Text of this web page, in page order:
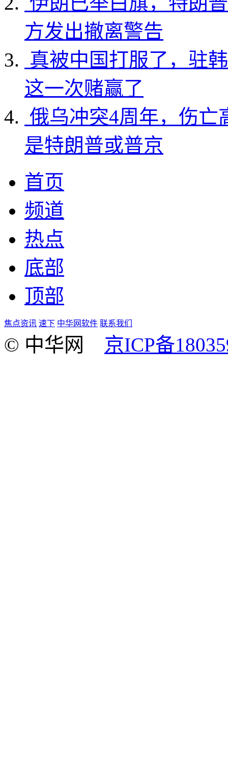
方发出撤离警告
真被中国打服了，驻
这一次赌赢了
俄乌冲突4周年，伤亡
是特朗普或普京
首页
频道
热点
底部
顶部
焦点资讯 速下 中华网软件 联系我们
© 中华网 京ICP备